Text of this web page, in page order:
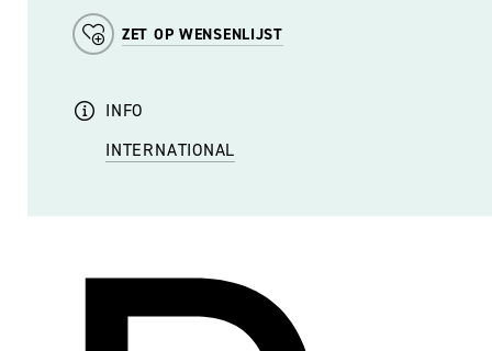
ZET OP WENSENLIJST
INFO
INTERNATIONAL